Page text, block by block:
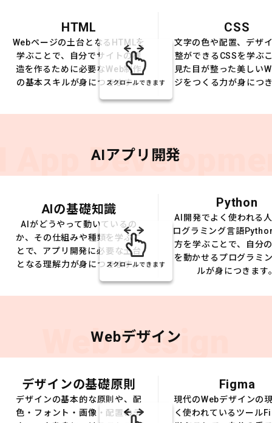
HTML
Webページの土台となるHTMLを
学ぶことで、自分でサイトの構
造を作るために必要なWeb制作
の基本スキルが身につきます。
CSS
文字の色や配置、デザ
整ができるCSSを学ぶ
見た目が整った美しい
ジをつくる力が身につ
スクロールできます
App AIアプリ開発
AIの基礎知識
AIがどうやって動いているの
か、その仕組みや種類を学ぶこ
とで、アプリ開発に必要な土台
となる理解力が身につきます。
Python
AI開発でよく使われる
ログラミング言語
方を学ぶことで、自分
を動かせるプログラミ
ルが身につきます
スクロールできます
Web Design
Webデザイン
デザインの基礎原則
デザインの基本的な原則や、配
色・フォント・画像・配置のテ
Figma
現代のWebデザインの
く使われているツール